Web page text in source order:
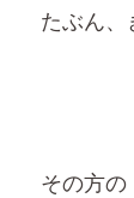
たぶん、
その方の